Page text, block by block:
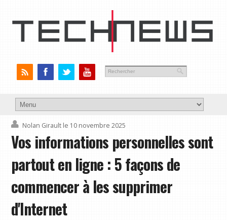
Nolan Girault le 10 novembre 2025
Vos informations personnelles sont
partout en ligne : 5 façons de
commencer à les supprimer
d'Internet